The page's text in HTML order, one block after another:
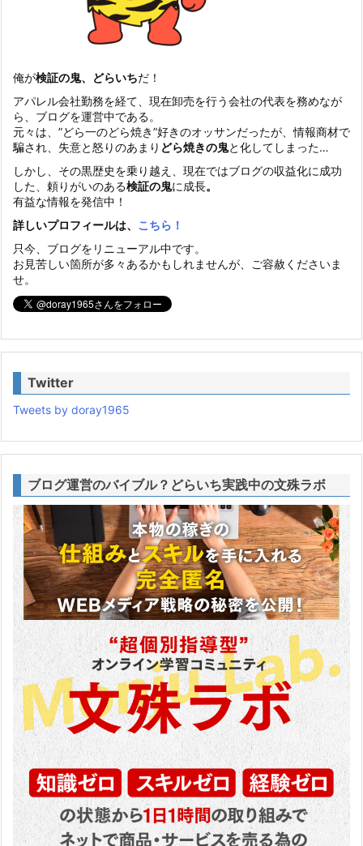
俺が検証の鬼、どらいちだ！
アパレル会社勤務を経て、現在卸売を行う会社の代表を務めなが
ら、ブログを運営中である。
元々は、”どら一のどら焼き”好きのオッサンだったが、情報商材で
騙され、失意と怒りのあまり どら焼きの鬼と化してしまった…
しかし、その黒歴史を乗り越え、現在ではブログの収益化に成功
した、頼りがいのある検証の鬼に成長。
有益な情報を発信中！
詳しいプロフィールは、 こちら！
只今、ブログをリニューアル中です。
お見苦しい箇所が多々あるかもしれませんが、ご容赦くださいま
せ。
Twitter
Tweets by doray1965
ブログ運営のバイブル？どらいち実践中の文殊ラボ